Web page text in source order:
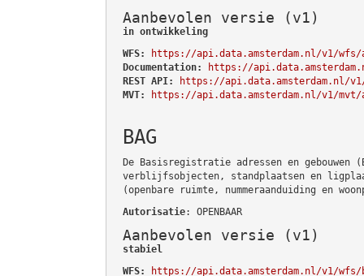
Aanbevolen versie (v1)
in ontwikkeling
WFS:
https://api.data.amsterdam.nl/v1/wfs/
Documentation:
https://
REST API:
https://api.data.amsterdam.nl/v1/
MVT:
https://api.data.amsterdam.nl/v1/mvt/
BAG
De Basisregistratie adressen en gebouwen
verblijfsobjecten, standplaatsen en
(openbare ruimte, nummeraanduiding en
Autorisatie: OPENBAAR
Aanbevolen versie (v1)
stabiel
WFS:
https://api.data.amsterdam.nl/v1/wfs/